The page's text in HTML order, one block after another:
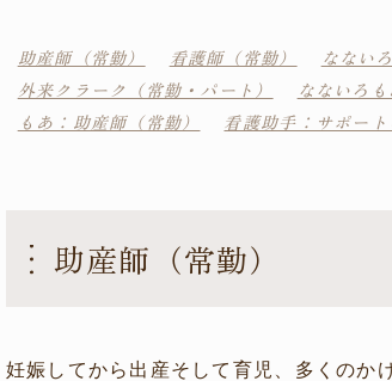
助産師（常勤） 看護師（常勤） なない
外来クラーク（常勤・パート）
なないろ
もあ：助産師（常勤）
看護助手：サポー
助産師（常勤）
妊娠してから出産そして育児、多くのか